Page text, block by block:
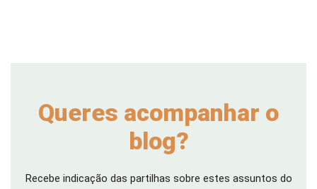
Queres acompanhar o
blog?
Recebe indicação das partilhas sobre estes assuntos do